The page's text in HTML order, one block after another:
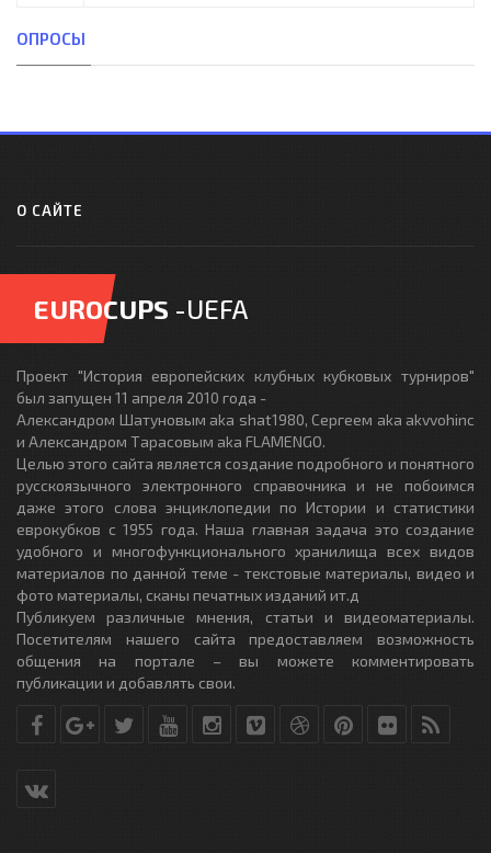
ОПРОСЫ
О САЙТЕ
EUROCUPS -UEFA
Проект "История европейских клубных кубковых турниров"
был запущен 11 апреля 2010 года -
Александром Шатуновым aka shat1980, Сергеем aka akvvohinc
и Александром Тарасовым aka FLAMENGO.
Целью этого сайта является создание подробного и понятного
русскоязычного электронного справочника и не побоимся
даже этого слова энциклопедии по Истории и статистики
еврокубков с 1955 года. Наша главная задача это создание
удобного и многофункционального хранилища всех видов
материалов по данной теме - текстовые материалы, видео и
фото материалы, сканы печатных изданий ит.д
Публикуем различные мнения, статьи и видеоматериалы.
Посетителям нашего сайта предоставляем возможность
общения на портале – вы можете комментировать
публикации и добавлять свои.